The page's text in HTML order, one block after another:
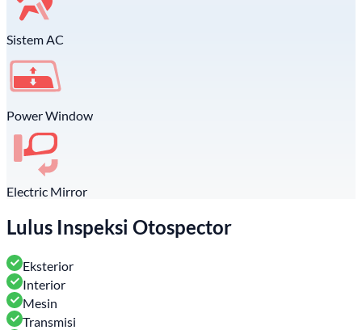
Sistem AC
Power Window
Electric Mirror
Lulus Inspeksi Otospector
Eksterior
Interior
Mesin
Transmisi